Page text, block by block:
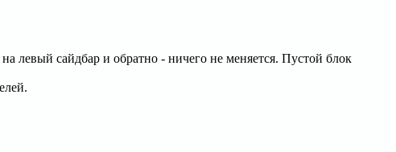
левый сайдбар и обратно - ничего не меняется. Пустой блок